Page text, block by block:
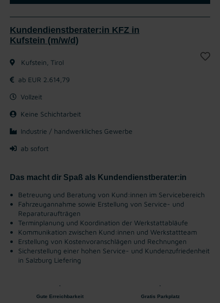
Kundendienstberater:in KFZ in
Kufstein (m/w/d)
Kufstein, Tirol
ab EUR 2.614,79
Vollzeit
Keine Schichtarbeit
Industrie / handwerkliches Gewerbe
ab sofort
Das macht dir Spaß als Kundendienstberater:in
Betreuung und Beratung von Kund:innen im Servicebereich
Fahrzeugannahme sowie Erstellung von Service- und
Reparaturaufträgen
Terminplanung und Koordination der Werkstattabläufe
Kommunikation zwischen Kund:innen und Werkstattteam
Erstellung von Kostenvoranschlägen und Rechnungen
Sicherstellung einer hohen Service- und Kundenzufriedenheit
in Salzburg Liefering
Gute Erreichbarkeit Gratis Parkplatz